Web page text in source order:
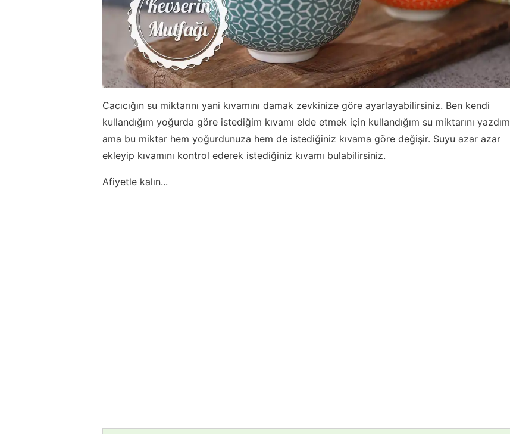
Cacıcığın su miktarını yani kıvamını damak zevkinize göre ayarlayabilirsiniz. Ben kendi
kullandığım yoğurda göre istediğim kıvamı elde etmek için kullandığım su miktarını yazdım
ama bu miktar hem yoğurdunuza hem de istediğiniz kıvama göre değişir. Suyu azar azar
ekleyip kıvamını kontrol ederek istediğiniz kıvamı bulabilirsiniz.
Afiyetle kalın...